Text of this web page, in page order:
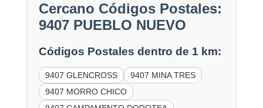
Cercano Códigos Postales:
9407 PUEBLO NUEVO
Códigos Postales dentro de 1 km:
9407 GLENCROSS
9407 MINA TRES
9407 MORRO CHICO